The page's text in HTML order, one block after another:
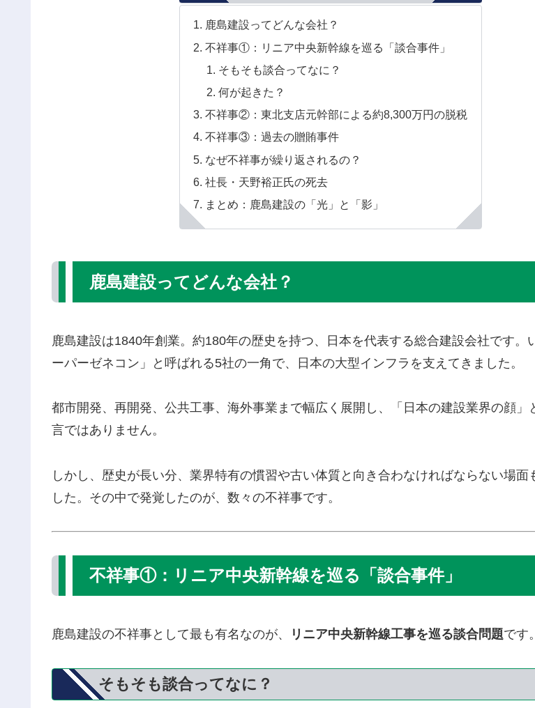
鹿島建設ってどんな会社？
不祥事①：リニア中央新幹線を巡る「談合事件」
そもそも談合ってなに？
何が起きた？
不祥事②：東北支店元幹部による約8,300万円の脱税
不祥事③：過去の贈賄事件
なぜ不祥事が繰り返されるの？
社長・天野裕正氏の死去
まとめ：鹿島建設の「光」と「影」
鹿島建設ってどんな会社？
鹿島建設は1840年創業。約180年の歴史を持つ、日本を代表する総合建設会社です。
ーパーゼネコン」と呼ばれる5社の一角で、日本の大型インフラを支えてきました。
都市開発、再開発、公共工事、海外事業まで幅広く展開し、「日本の建設業界の顔」
言ではありません。
しかし、歴史が長い分、業界特有の慣習や古い体質と向き合わなければならない場面
した。その中で発覚したのが、数々の不祥事です。
不祥事①：リニア中央新幹線を巡る「談合事件」
鹿島建設の不祥事として最も有名なのが、 リニア中央新幹線工事を巡る談合問題です。
そもそも談合ってなに？